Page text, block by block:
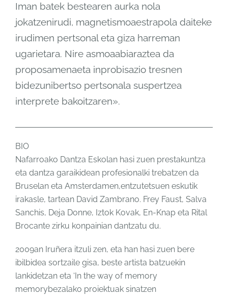
Iman batek bestearen aurka nola
jokatzenirudi, magnetismoaestrapola daiteke
irudimen pertsonal eta giza harreman
ugarietara. Nire asmoaabiaraztea da
proposamenaeta inprobisazio tresnen
bidezunibertso pertsonala suspertzea
interprete bakoitzaren».
BIO
Nafarroako Dantza Eskolan hasi zuen prestakuntza
eta dantza garaikidean profesionalki trebatzen da
Bruselan eta Amsterdamen,entzutetsuen eskutik
irakasle, tartean David Zambrano. Frey Faust, Salva
Sanchis, Deja Donne, Iztok Kovak, En-Knap eta Rital
Brocante zirku konpainian dantzatu du.
2009an Iruñera itzuli zen, eta han hasi zuen bere
ibilbidea sortzaile gisa, beste artista batzuekin
lankidetzan eta ‘In the way of memory
memorybezalako proiektuak sinatzen